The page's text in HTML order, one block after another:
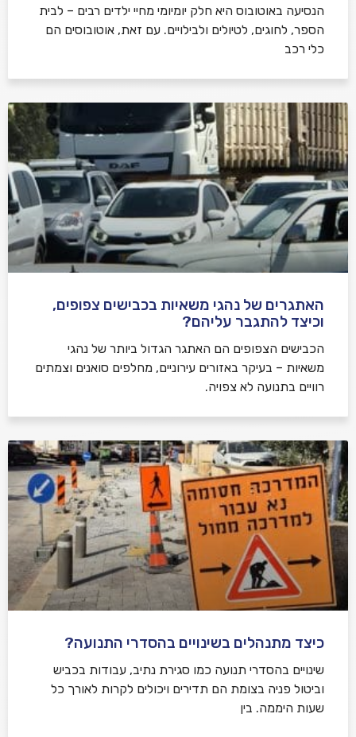
הנסיעה באוטובוס היא חלק יומיומי מחיי ילדים רבים – לבית
הספר, לחוגים, לטיולים ולבילויים. עם זאת, אוטובוסים הם
כלי רכב
האתגרים של נהגי משאיות בכבישים צפופים,
וכיצד להתגבר עליהם?
הכבישים הצפופים הם האתגר הגדול ביותר של נהגי
משאיות – בעיקר באזורים עירוניים, מחלפים סואנים וצמתים
רוויים בתנועה לא צפויה.
כיצד מתנהלים בשינויים בהסדרי התנועה?
שינויים בהסדרי תנועה כמו סגירת נתיב, עבודות בכביש
וביטול פניה בצומת הם תדירים ויכולים לקרות לאורך כל
שעות היממה. בין